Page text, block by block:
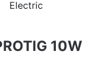
10W